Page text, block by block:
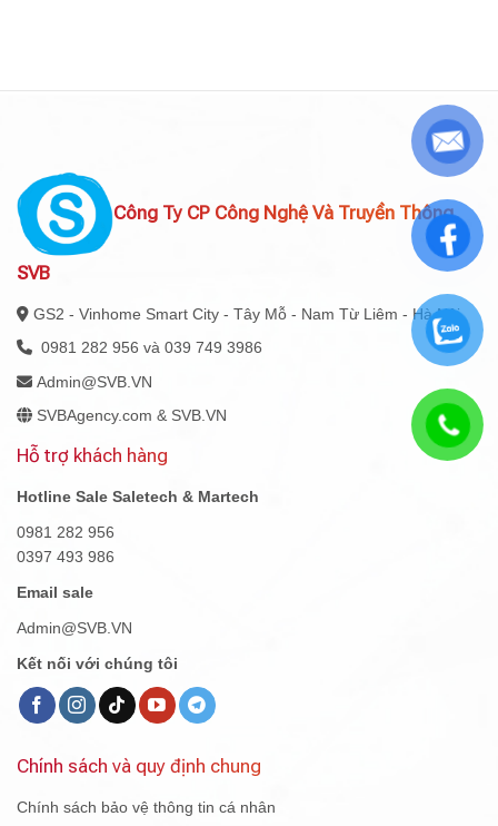
Công Ty CP Công Nghệ Và Truyền Thông
SVB
GS2 - Vinhome Smart City - Tây Mỗ - Nam Từ Liêm - Hà Nội
0981 282 956 và 039 749 3986
Admin@SVB.VN
SVBAgency.com & SVB.VN
Hỗ trợ khách hàng
Hotline Sale Saletech & Martech
0981 282 956
0397 493 986
Email sale
Admin@SVB.VN
Kết nối với chúng tôi
Chính sách và quy định chung
Chính sách bảo vệ thông tin cá nhân